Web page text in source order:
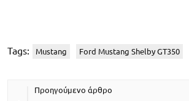
Tags: Mustang Ford Mustang Shelby GT350